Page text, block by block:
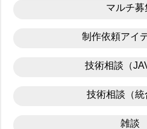
マルチ募
制作依頼アイ
技術相談（
技術相談（統
雑談